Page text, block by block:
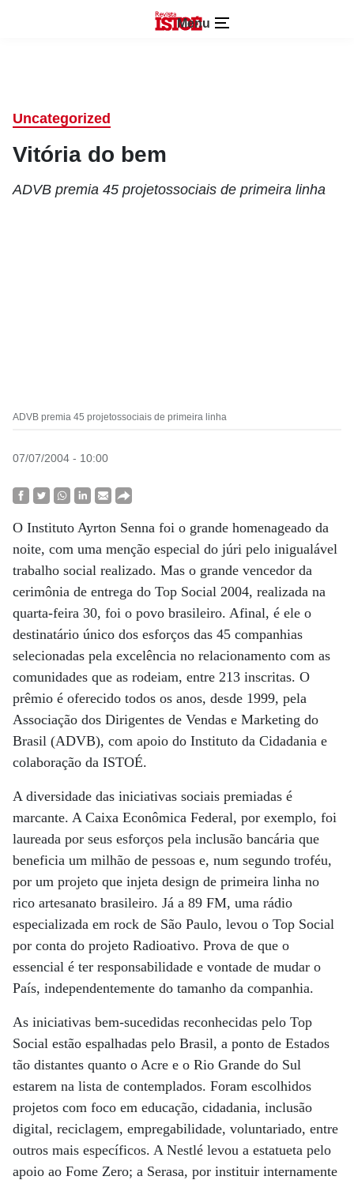
Menu
Uncategorized
Vitória do bem
ADVB premia 45 projetossociais de primeira linha
ADVB premia 45 projetossociais de primeira linha
07/07/2004 - 10:00
O Instituto Ayrton Senna foi o grande homenageado da
noite, com uma menção especial do júri pelo inigualável
trabalho social realizado. Mas o grande vencedor da
cerimônia de entrega do Top Social 2004, realizada na
quarta-feira 30, foi o povo brasileiro. Afinal, é ele o
destinatário único dos esforços das 45 companhias
selecionadas pela excelência no relacionamento com as
comunidades que as rodeiam, entre 213 inscritas. O
prêmio é oferecido todos os anos, desde 1999, pela
Associação dos Dirigentes de Vendas e Marketing do
Brasil (ADVB), com apoio do Instituto da Cidadania e
colaboração da ISTOÉ.
A diversidade das iniciativas sociais premiadas é
marcante. A Caixa Econômica Federal, por exemplo, foi
laureada por seus esforços pela inclusão bancária que
beneficia um milhão de pessoas e, num segundo troféu,
por um projeto que injeta design de primeira linha no
rico artesanato brasileiro. Já a 89 FM, uma rádio
especializada em rock de São Paulo, levou o Top Social
por conta do projeto Radioativo. Prova de que o
essencial é ter responsabilidade e vontade de mudar o
País, independentemente do tamanho da companhia.
As iniciativas bem-sucedidas reconhecidas pelo Top
Social estão espalhadas pelo Brasil, a ponto de Estados
tão distantes quanto o Acre e o Rio Grande do Sul
estarem na lista de contemplados. Foram escolhidos
projetos com foco em educação, cidadania, inclusão
digital, reciclagem, empregabilidade, voluntariado, entre
outros mais específicos. A Nestlé levou a estatueta pelo
apoio ao Fome Zero; a Serasa, por instituir internamente